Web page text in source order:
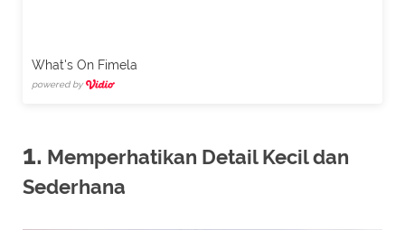
What's On Fimela
powered by
1. Memperhatikan Detail Kecil dan
Sederhana